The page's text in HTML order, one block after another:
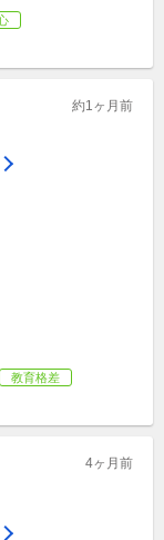
約1ヶ月前
教育格差
4ヶ月前